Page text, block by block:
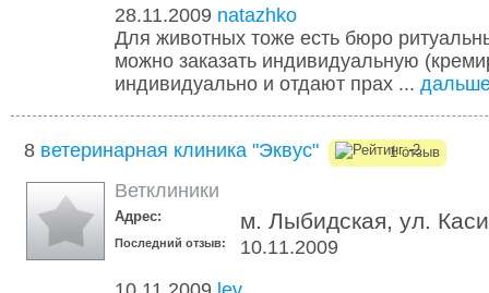
28.11.2009 natazhko
Для животных тоже есть бюро
можно заказать индивидуальную
индивидуально и отдают прах ...
8 ветеринарная клиника "Эквус" 1 отзыв
Ветклиники
Адрес: м. Лыбидская, ул.
Последний отзыв:
10.11.2009